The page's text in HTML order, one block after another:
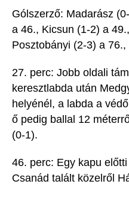
Gólszerző: Madarász
a 46., Kicsun (1-2) a 49.
Posztobányi (2-3) a 76.,
27. perc: Jobb oldali
keresztlabda után
helyénél, a labda a v
ő pedig ballal 12
(0-1).
46. perc: Egy kapu elő
Csanád talált közelről